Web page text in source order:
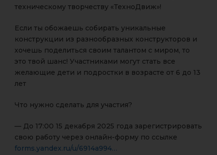
техническому творчеству «ТехноДвиж»!
Если ты обожаешь собирать уникальные
конструкции из разнообразных конструкторов и
хочешь поделиться своим талантом с миром, то
это твой шанс! Участниками могут стать все
желающие дети и подростки в возрасте от 6 до 13
лет
Что нужно сделать для участия?
— До 17:00 15 декабря 2025 года зарегистрировать
свою работу через онлайн-форму по ссылке
forms.yandex.ru/u/6914a994…